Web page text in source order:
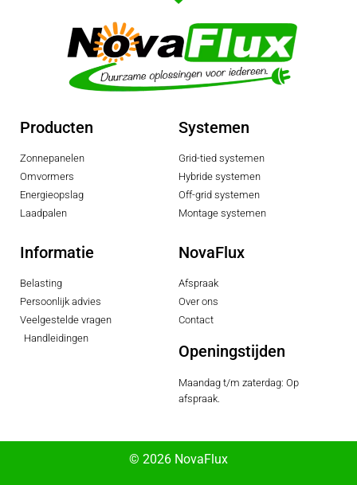
Producten
Zonnepanelen
Omvormers
Energieopslag
Laadpalen
Systemen
Grid-tied systemen
Hybride systemen
Off-grid systemen
Montage systemen
Informatie
Belasting
Persoonlijk advies
Veelgestelde vragen
Handleidingen
NovaFlux
Afspraak
Over ons
Contact
Openingstijden
Maandag t/m zaterdag: Op
afspraak.
© 2026 NovaFlux